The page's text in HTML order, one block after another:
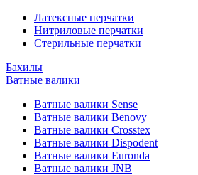
Латексные перчатки
Нитриловые перчатки
Стерильные перчатки
Бахилы
Ватные валики
Ватные валики Sense
Ватные валики Benovy
Ватные валики Crosstex
Ватные валики Dispodent
Ватные валики Euronda
Ватные валики JNB